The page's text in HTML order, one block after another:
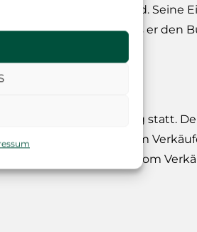
vergrößert wird. Seine
korrigieren, bis er den
Bestellabwicklung statt.
dieser Adresse die vom
dass alle vom